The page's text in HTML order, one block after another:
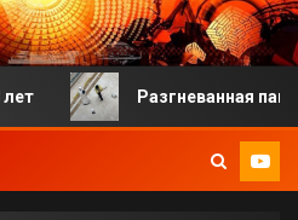
Разгневанная пациентка